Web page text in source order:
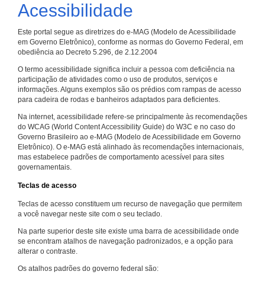
Acessibilidade
Este portal segue as diretrizes do e-MAG (Modelo de Acessibilidade
em Governo Eletrônico), conforme as normas do Governo Federal, em
obediência ao Decreto 5.296, de 2.12.2004
O termo acessibilidade significa incluir a pessoa com deficiência na
participação de atividades como o uso de produtos, serviços e
informações. Alguns exemplos são os prédios com rampas de acesso
para cadeira de rodas e banheiros adaptados para deficientes.
Na internet, acessibilidade refere-se principalmente às recomendações
do WCAG (World Content Accessibility Guide) do W3C e no caso do
Governo Brasileiro ao e-MAG (Modelo de Acessibilidade em Governo
Eletrônico). O e-MAG está alinhado às recomendações internacionais,
mas estabelece padrões de comportamento acessível para sites
governamentais.
Teclas de acesso
Teclas de acesso constituem um recurso de navegação que permitem
a você navegar neste site com o seu teclado.
Na parte superior deste site existe uma barra de acessibilidade onde
se encontram atalhos de navegação padronizados, e a opção para
alterar o contraste.
Os atalhos padrões do governo federal são: